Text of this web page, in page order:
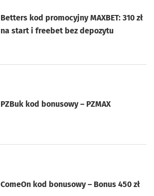
Betters kod promocyjny MAXBET: 310 zł
na start i freebet bez depozytu
PZBuk kod bonusowy – PZMAX
ComeOn kod bonusowy – Bonus 450 zł